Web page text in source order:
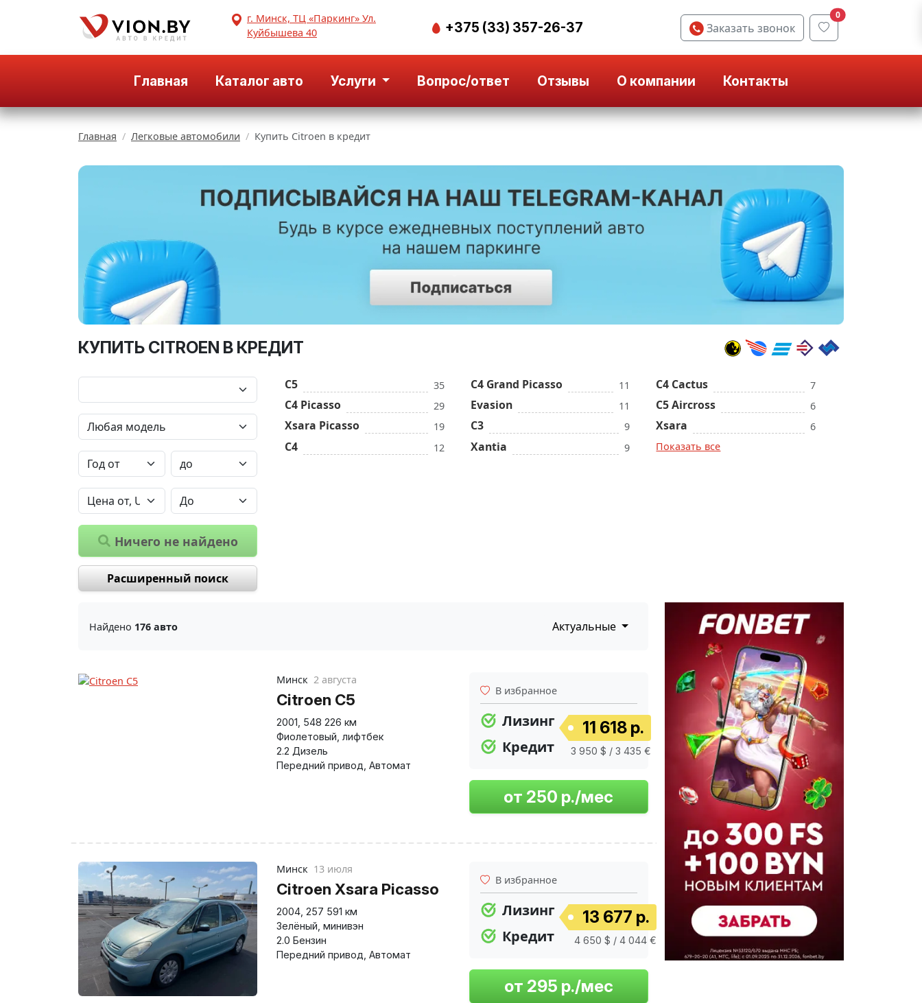
г. Минск, ТЦ «Паркинг» Ул.
Куйбышева 40
+375 (33) 357-26-37 Заказать звонок
0
Главная Каталог авто Услуги Вопрос/ответ Отзывы О компании Контакты
Главная Легковые автомобили Купить Citroen в кредит
КУПИТЬ CITROEN В КРЕДИТ
Ничего не найдено
Расширенный поиск
C5 35
C4 Picasso 29
Xsara Picasso 19
C4 12
C4 Grand Picasso 11
Evasion 11
C3 9
Xantia 9
C4 Cactus 7
C5 Aircross 6
Xsara
6
Показать все
Найдено 176 авто Актуальные
Минск 2 августа
Citroen C5
2001 548 226 км
Фиолетовый лифтбек
2.2 Дизель
Передний привод Автомат
В избранное
Лизинг
Кредит
11 618 р.
3 950 $ / 3 435 €
Минск 13 июля
Citroen Xsara Picasso
2004, 257 591 км
Зелёный минивэн
2.0 Бензин
Передний привод Автомат
В избранное
Лизинг
Кредит
13 677 р.
4 650 $ / 4 044 €